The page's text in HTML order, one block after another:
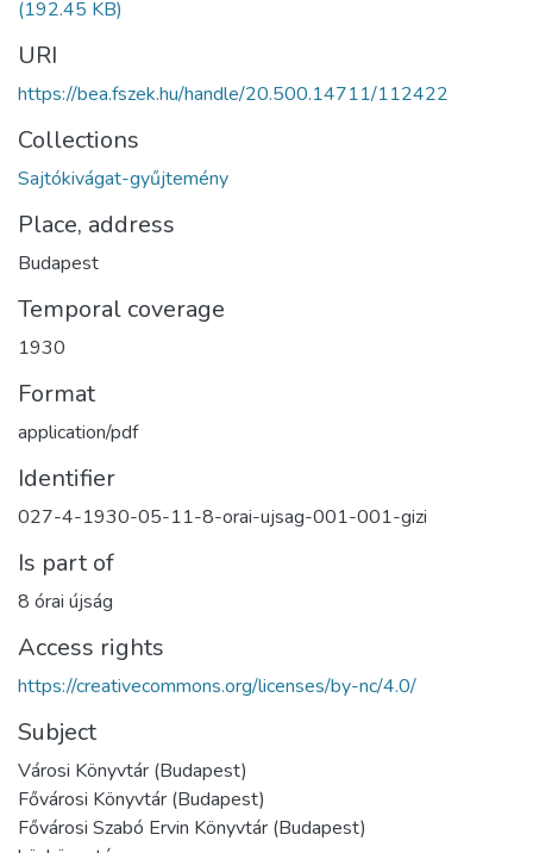
(192.45 KB)
URI
https://bea.fszek.hu/handle/20.500.14711/112422
Collections
Sajtókivágat-gyűjtemény
Place, address
Budapest
Temporal coverage
1930
Format
application/pdf
Identifier
027-4-1930-05-11-8-orai-ujsag-001-001-gizi
Is part of
8 órai újság
Access rights
https://creativecommons.org/licenses/by-nc/4.0/
Subject
Városi Könyvtár (Budapest)
Fővárosi Könyvtár (Budapest)
Fővárosi Szabó Ervin Könyvtár (Budapest)